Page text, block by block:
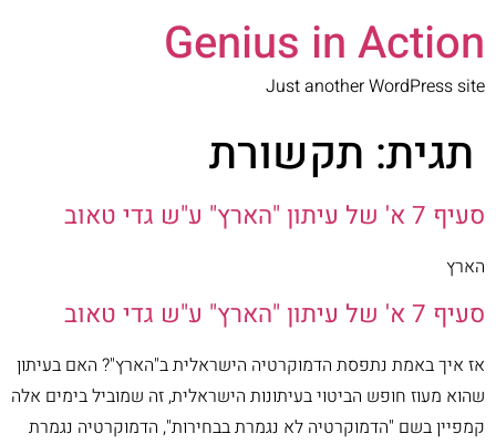
Genius in Action
Just another WordPress site
תגית: תקשורת
סעיף 7 א' של עיתון "הארץ" ע"ש גדי טאוב
הארץ
סעיף 7 א' של עיתון "הארץ" ע"ש גדי טאוב
אז איך באמת נתפסת הדמוקרטיה הישראלית ב"הארץ"? האם בעיתון
שהוא מעוז חופש הביטוי בעיתונות הישראלית, זה שמוביל בימים אלה
קמפיין בשם "הדמוקרטיה לא נגמרת בבחירות", הדמוקרטיה נגמרת